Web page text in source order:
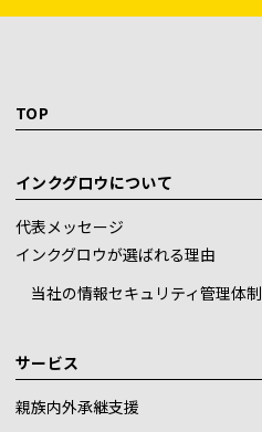
TOP
インクグロウについて
代表メッセージ
インクグロウが選ばれる理由
当社の情報セキュリティ管理体制
サービス
親族内外承継支援